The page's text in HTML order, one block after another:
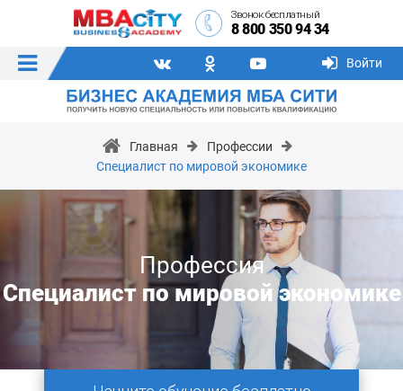
Звонок бесплатный
8 800 350 94 34
Войти
Главная
Профессии
Специалист по мировой экономике
Профессия
Специалист по мировой экономике